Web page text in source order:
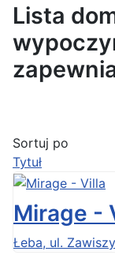
Lista
Sortuj po
Tytuł
Mirage -
Łeba, ul.